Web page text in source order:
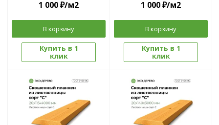
1 000₽/м2
В корзину
Купить в 1
клик
1 000₽/м2
В корзину
Купить в 1
клик